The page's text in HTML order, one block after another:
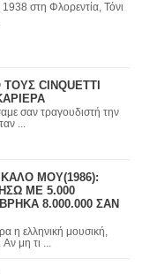
στη Φλορεντία, Τόνι
CINQUETTI
...
ΜΟΥ(1986):
ΜΕ 5.000
η ελληνική μουσική,
μη τι ...